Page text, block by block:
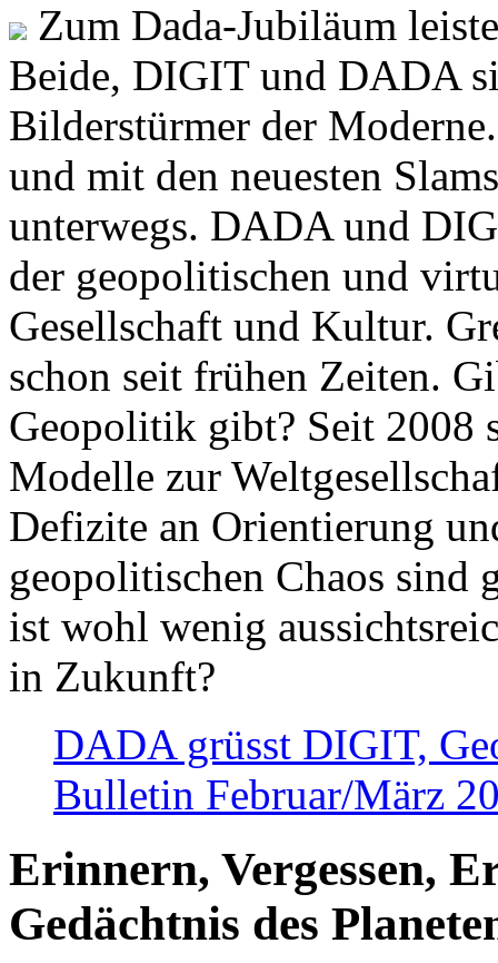
Zum Dada-Jubiläum
Beide, DIGIT und DADA
Bilderstürmer der
und mit den neuesten
unterwegs. DADA und
der geopolitischen und
Gesellschaft und Kultur.
schon seit frühen Zeiten.
Geopolitik gibt? Seit 2008
Modelle zur
Defizite an Orientierung
geopolitischen Chaos sind
ist wohl wenig
in Zukunft?
DADA grüsst DIGIT,
Bulletin Februar/März
Erinnern, Vergessen,
Gedächtnis des